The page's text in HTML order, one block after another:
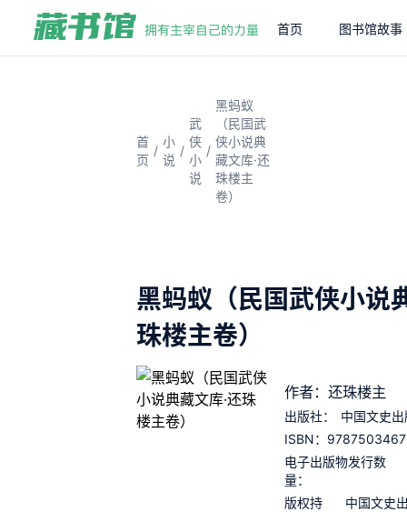
首页 图书馆故事
首
页
/
小
说
/
武
侠
小
说
/
黑蚂蚁
（民国武
侠小说典
藏文库·还
珠楼主
卷）
黑蚂蚁（民国武侠小说
珠楼主卷）
作者：还珠楼主
出版社：
中国文史
ISBN：
电子出版物发行数
量：
版权持
中国文史